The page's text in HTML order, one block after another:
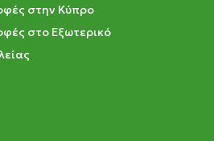
στην Κύπρο
στο Εξωτερικό